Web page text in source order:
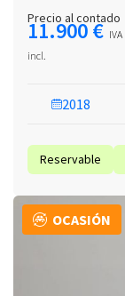
2018
Reservable
Precio al contado
11.900 € IVA
incl.
OCASIÓN